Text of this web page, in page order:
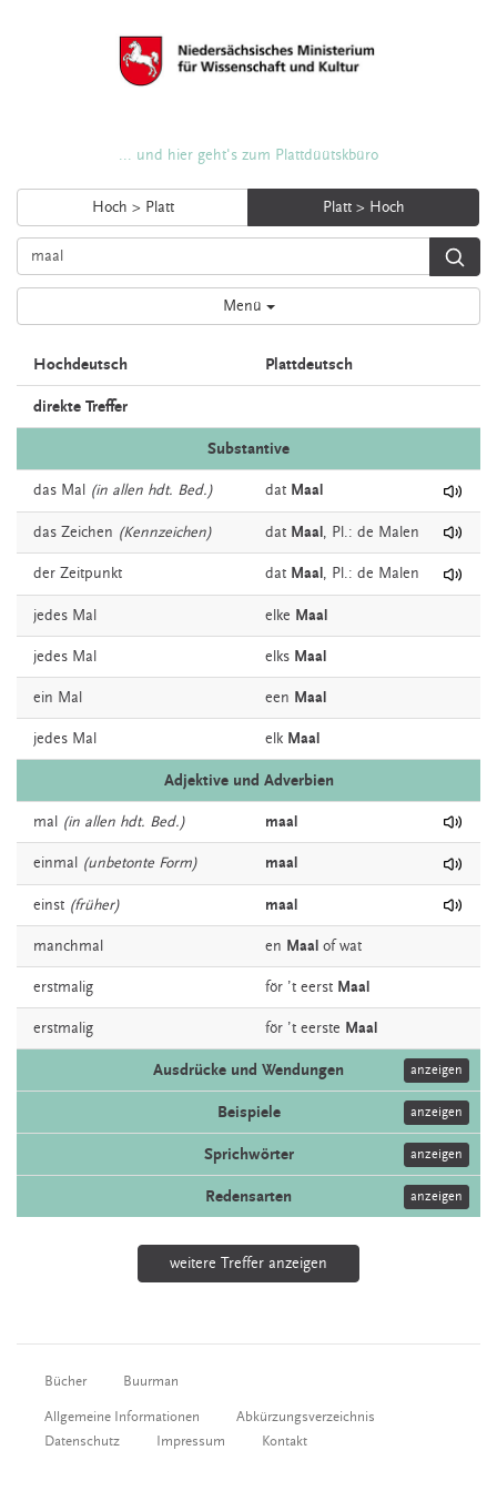
... und hier geht's zum Plattdüütskbüro
Hoch > Platt Platt > Hoch
Menü
Hochdeutsch Plattdeutsch
direkte Treffer
Substantive
das Mal (in allen hdt. Bed.) dat Maal
das Zeichen (Kennzeichen) dat Maal, Pl.: de Malen
der Zeitpunkt dat Maal , Pl.: de Malen
jedes Mal elke Maal
jedes Mal elks Maal
ein Mal een Maal
jedes Mal elk Maal
Adjektive und Adverbien
mal (in allen hdt. Bed.) maal
einmal (unbetonte Form) maal
einst (früher) maal
manchmal en Maal of wat
erstmalig för ’t eerst Maal
erstmalig för ’t eerste Maal
Ausdrücke und Wendungen anzeigen
Beispiele anzeigen
Sprichwörter anzeigen
Redensarten anzeigen
weitere Treffer anzeigen
Bücher Buurman
Allgemeine Informationen
Abkürzungsverzeichnis
Datenschutz
Impressum Kontakt